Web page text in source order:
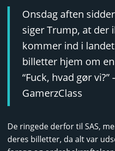
Onsdag aften
siger Trump, at der
kommer ind i
billetter hjem om
“Fuck, hvad gør
GamerzClass
De ringede derfor til SAS,
deres billetter, da alt var